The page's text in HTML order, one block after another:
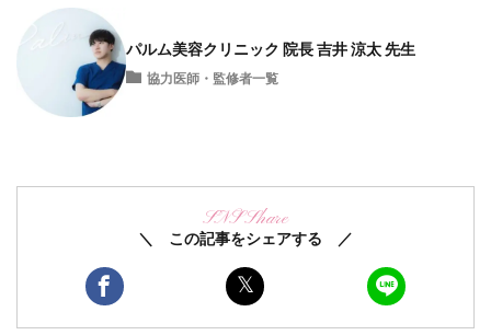
パルム美容クリニック 院長 吉井 涼太 先生
協力医師・監修者一覧
SNS Share
＼ この記事をシェアする ／